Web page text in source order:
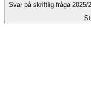
Svar på skriftlig fråga 2025/